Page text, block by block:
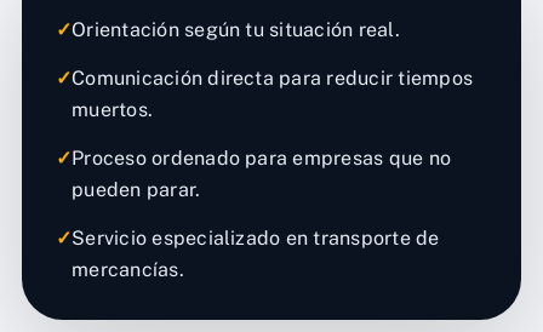
✓Orientación según tu situación real.
✓Comunicación directa para reducir tiempos
muertos.
✓Proceso ordenado para empresas que no
pueden parar.
✓Servicio especializado en transporte de
mercancías.